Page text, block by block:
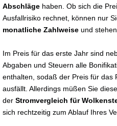
Abschläge haben. Ob sich die
Ausfallrisiko rechnet, können nur
monatliche Zahlweise und
Im Preis für das erste Jahr sind
Abgaben und Steuern alle
enthalten, sodaß der Preis für das
ausfällt. Allerdings müßen Sie
der Stromvergleich für
sich rechtzeitig zum Ablauf Ihres